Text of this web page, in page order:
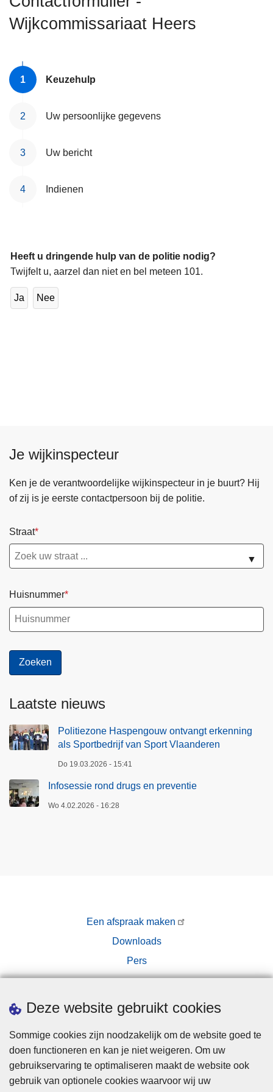
Deze website gebruikt cookies
Sommige cookies zijn noodzakelijk om de website goed te
doen functioneren en kan je niet weigeren. Om uw
gebruikservaring te optimaliseren maakt de website ook
gebruik van optionele cookies waarvoor wij uw
Wijkcommissariaat Heers
Keuzehulp
Uw persoonlijke gegevens
Uw bericht
Indienen
Heeft u dringende hulp van de politie nodig?
Twijfelt u, aarzel dan niet en bel meteen 101.
Ja Nee
Je wijkinspecteur
Ken je de verantwoordelijke wijkinspecteur in je buurt? Hij
of zij is je eerste contactpersoon bij de politie.
Straat
▼
Huisnummer
Laatste nieuws
Politiezone Haspengouw ontvangt erkenning
als Sportbedrijf van Sport Vlaanderen
Do 19.03.2026 - 15:41
Infosessie rond drugs en preventie
Wo 4.02.2026 - 16:28
Een afspraak maken
Downloads
Pers
Disclaimer
Privacy